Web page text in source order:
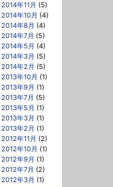
2014年11月 (5)
2014年10月 (4)
2014年8月 (4)
2014年7月 (5)
2014年5月 (4)
2014年3月 (5)
2014年2月 (5)
2013年10月 (1)
2013年9月 (1)
2013年7月 (5)
2013年5月 (1)
2013年3月 (1)
2013年2月 (1)
2012年11月 (2)
2012年10月 (1)
2012年9月 (1)
2012年7月 (2)
2012年3月 (1)